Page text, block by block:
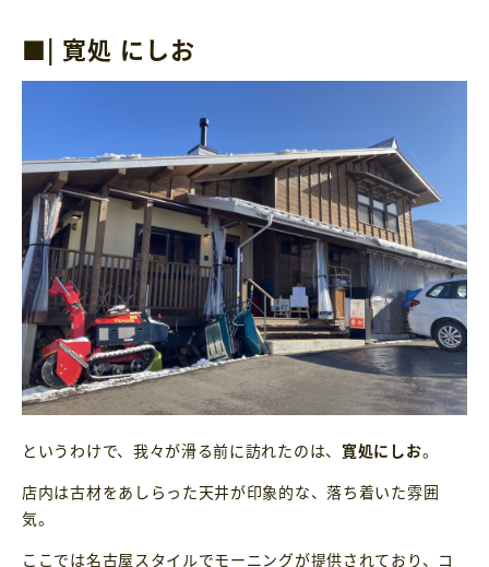
■| 寛処 にしお
というわけで、我々が滑る前に訪れたのは、 寛処にしお。
店内は古材をあしらった天井が印象的な、落ち着いた雰囲
気。
ここでは名古屋スタイルでモーニングが提供されており、コ